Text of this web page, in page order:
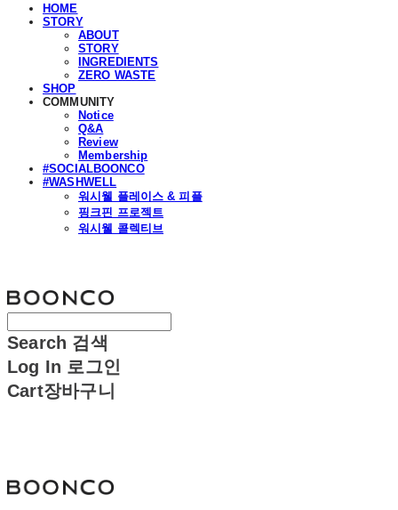
HOME
STORY
ABOUT
STORY
INGREDIENTS
ZERO WASTE
SHOP
COMMUNITY
Notice
Q&A
Review
Membership
#SOCIALBOONCO
#WASHWELL
워시웰 플레이스 & 피플
핑크핀 프로젝트
워시웰 콜렉티브
Search 검색
Log In 로그인
Cart장바구니